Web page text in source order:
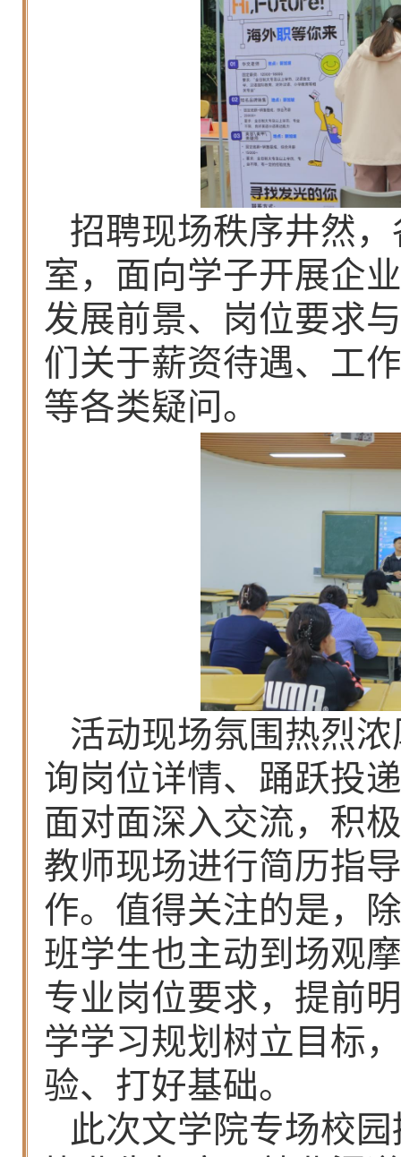
招聘现场秩序井然
室，面向学子开展企
发展前景、岗位要求
们关于薪资待遇、工
等各类疑问。
活动现场氛围热烈
询岗位详情、踊跃投
面对面深入交流，积
教师现场进行简历指
作。值得关注的是，
班学生也主动到场观
专业岗位要求，提前
学学习规划树立目标
验、打好基础。
此次文学院专场校